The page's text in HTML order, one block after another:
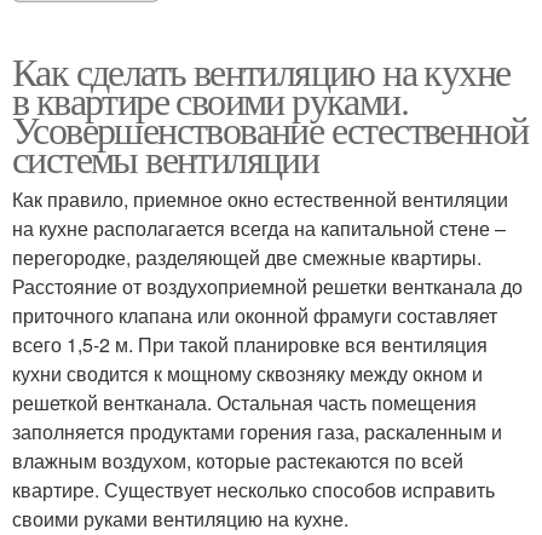
Как сделать вентиляцию на кухне
в квартире своими руками.
Усовершенствование естественной
системы вентиляции
Как правило, приемное окно естественной вентиляции
на кухне располагается всегда на капитальной стене –
перегородке, разделяющей две смежные квартиры.
Расстояние от воздухоприемной решетки вентканала до
приточного клапана или оконной фрамуги составляет
всего 1,5-2 м. При такой планировке вся вентиляция
кухни сводится к мощному сквозняку между окном и
решеткой вентканала. Остальная часть помещения
заполняется продуктами горения газа, раскаленным и
влажным воздухом, которые растекаются по всей
квартире. Существует несколько способов исправить
своими руками вентиляцию на кухне.